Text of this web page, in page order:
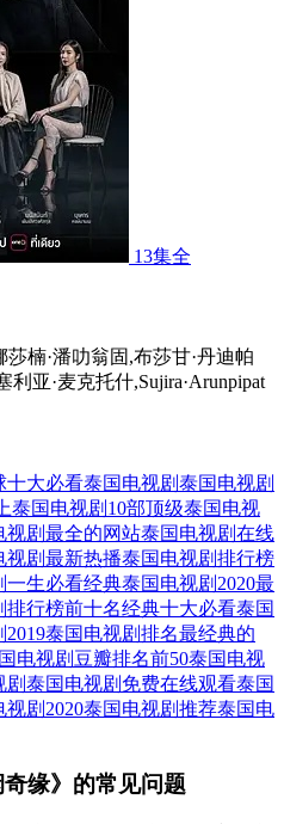
13集全
楠·潘叻翁固,布莎甘·丹迪帕
亚·麦克托什,Sujira·Arunpipat
十大必看泰国电视剧泰国电视剧
泰国电视剧 10部顶级泰国电视
视剧最全的网站泰国电视剧在线
视剧最新热播泰国电视剧排行榜
一生必看经典泰国电视剧 2020最
排行榜前十名经典十大必看泰国
2019泰国电视剧排名最经典的
电视剧 豆瓣排名前50泰国电视
剧泰国电视剧免费在线观看泰国
视剧 2020泰国电视剧推荐泰国电
奇缘》的常见问题